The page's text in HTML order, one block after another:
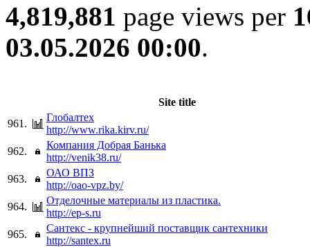
4,819,881 page views per
03.05.2026 00:00.
Site title
961.
Глобалтех
http://www.rika.kirv.ru/
962.
Компания Добрая Банька
http://venik38.ru/
963.
ОАО ВПЗ
http://oao-vpz.by/
964.
Отделочные материалы из пластика.
http://ep-s.ru
965.
Сантекс - крупнейший поставщик сантехники
http://santex.ru